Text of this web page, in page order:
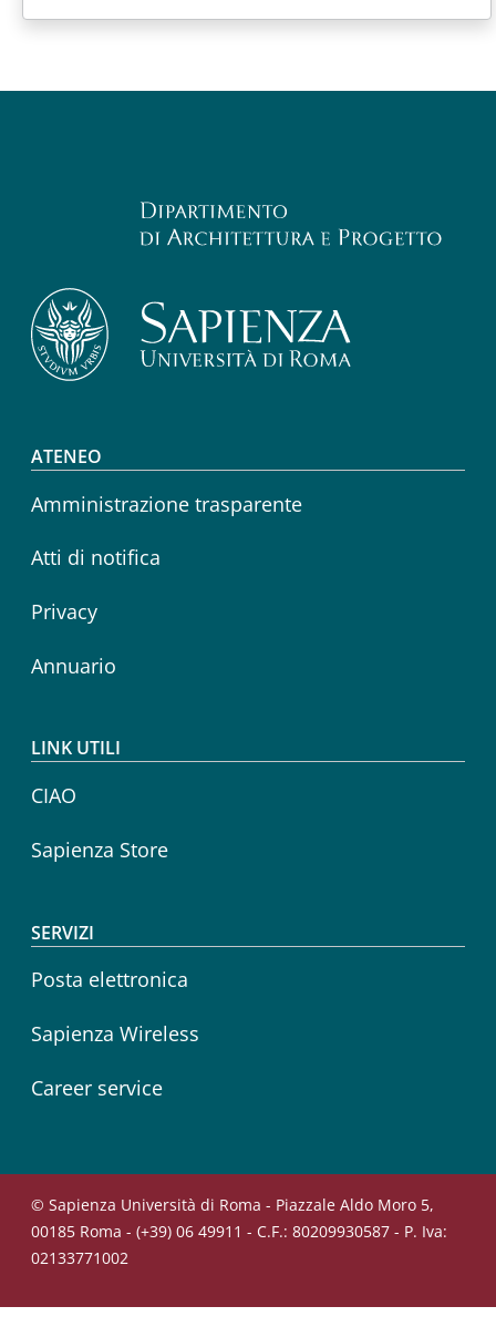
Footer menu
ATENEO
Amministrazione trasparente
Atti di notifica
Privacy
Annuario
LINK UTILI
CIAO
Sapienza Store
SERVIZI
Posta elettronica
Sapienza Wireless
Career service
© Sapienza Università di Roma - Piazzale Aldo Moro 5,
00185 Roma - (+39) 06 49911 - C.F.: 80209930587 - P. Iva:
02133771002